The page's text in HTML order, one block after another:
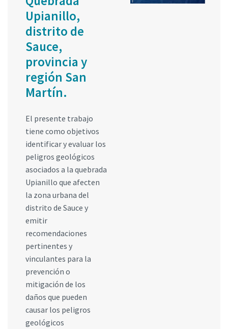
Upianillo,
distrito de
Sauce,
provincia y
región San
Martín.
El presente trabajo
tiene como objetivos
identificar y evaluar los
peligros geológicos
asociados a la quebrada
Upianillo que afecten
la zona urbana del
distrito de Sauce y
emitir
recomendaciones
pertinentes y
vinculantes para la
prevención o
mitigación de los
daños que pueden
causar los peligros
geológicos